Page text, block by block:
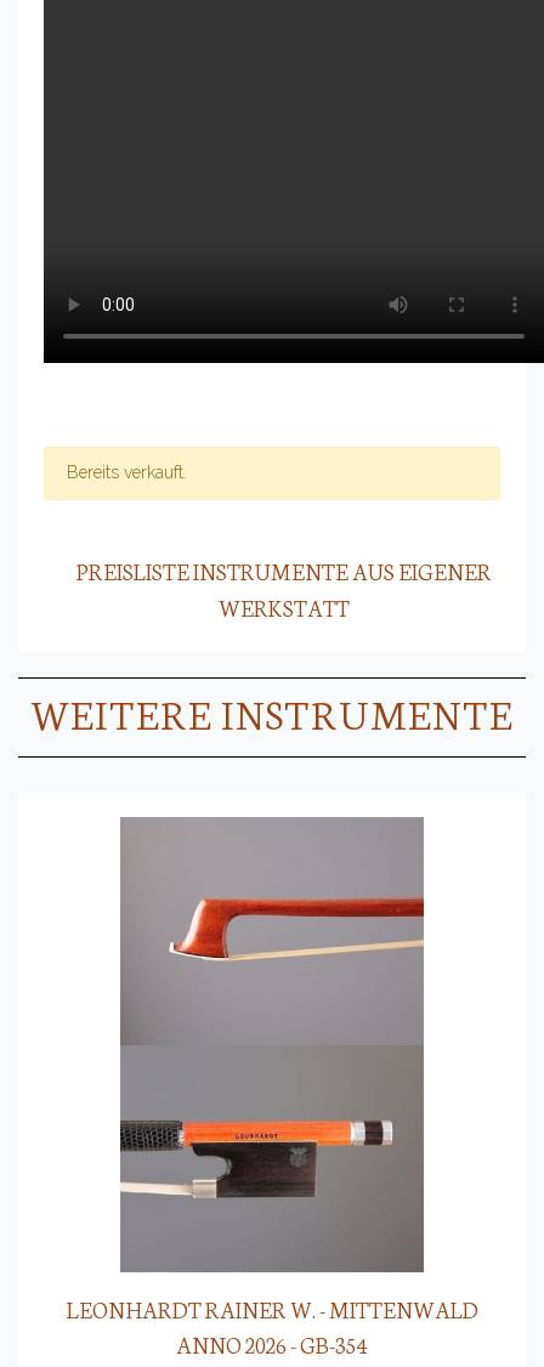
Bereits verkauft.
PREISLISTE INSTRUMENTE AUS EIGENER
WERKSTATT
WEITERE INSTRUMENTE
LEONHARDT RAINER W. - MITTENWALD
ANNO 2026 - GB-354